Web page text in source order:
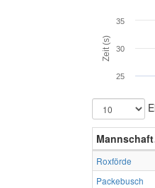
Zeit (s)
25
30
35
Mannschaft
Roxförde
Packebusch